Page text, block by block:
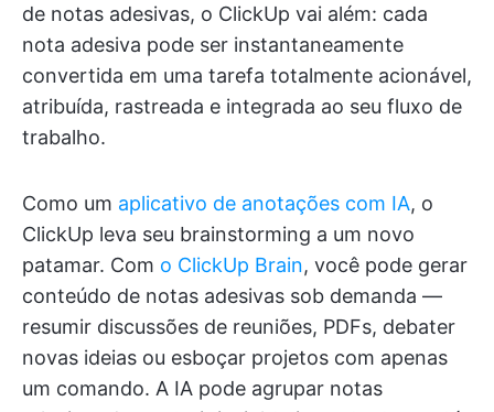
de notas adesivas, o ClickUp vai além: cada
nota adesiva pode ser instantaneamente
convertida em uma tarefa totalmente acionável,
atribuída, rastreada e integrada ao seu fluxo de
trabalho.
Como um aplicativo de anotações com IA, o
ClickUp leva seu brainstorming a um novo
patamar. Com o ClickUp Brain, você pode gerar
conteúdo de notas adesivas sob demanda —
resumir discussões de reuniões, PDFs, debater
novas ideias ou esboçar projetos com apenas
um comando. A IA pode agrupar notas